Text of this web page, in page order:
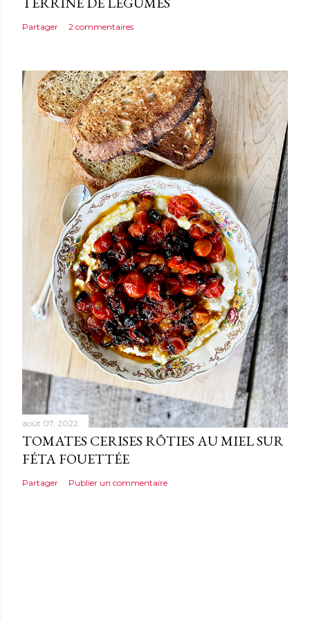
Partager 2 commentaires
août 07, 2022
TOMATES CERISES RÔTIES AU MIEL SUR
FÉTA FOUETTÉE
Partager Publier un commentaire